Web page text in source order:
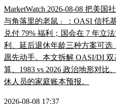
MarketWatch 2026-08-08 把美国
与角落里的老鼠」：OASI 信托
兑付 79% 福利；国会在 7 年立
利、延后退休年龄三种方案可选
愿先动手。本文拆解 OASI/DI
算、1983 vs 2026 政治地形对比
休人员的家庭账本预报。
2026-08-08 17:37